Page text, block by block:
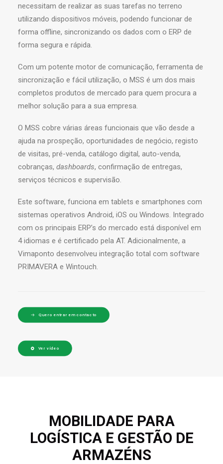
necessitam de realizar as suas tarefas no terreno
utilizando dispositivos móveis, podendo funcionar de
forma offline, sincronizando os dados com o ERP de
forma segura e rápida.
Com um potente motor de comunicação, ferramenta de
sincronização e fácil utilização, o MSS é um dos mais
completos produtos de mercado para quem procura a
melhor solução para a sua empresa.
O MSS cobre várias áreas funcionais que vão desde a
ajuda na prospeção, oportunidades de negócio, registo
de visitas, pré-venda, catálogo digital, auto-venda,
cobranças, dashboards, confirmação de entregas,
serviços técnicos e supervisão.
Este software, funciona em tablets e smartphones com
sistemas operativos Android, iOS ou Windows. Integrado
com os principais ERP’s do mercado está disponível em
4 idiomas e é certificado pela AT. Adicionalmente, a
Vimaponto desenvolveu integração total com software
PRIMAVERA e Wintouch.
Quero entrar em contacto
Ver vídeo
MOBILIDADE PARA
LOGÍSTICA E GESTÃO DE
ARMAZÉNS